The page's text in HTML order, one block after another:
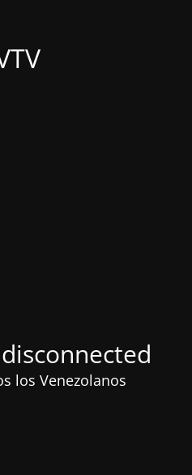
los Venezolanos